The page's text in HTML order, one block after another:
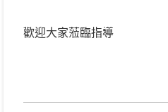
歡迎大家蒞臨指導